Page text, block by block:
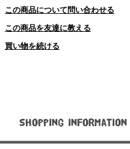
この商品について問い合わせる
この商品を友達に教える
買い物を続ける